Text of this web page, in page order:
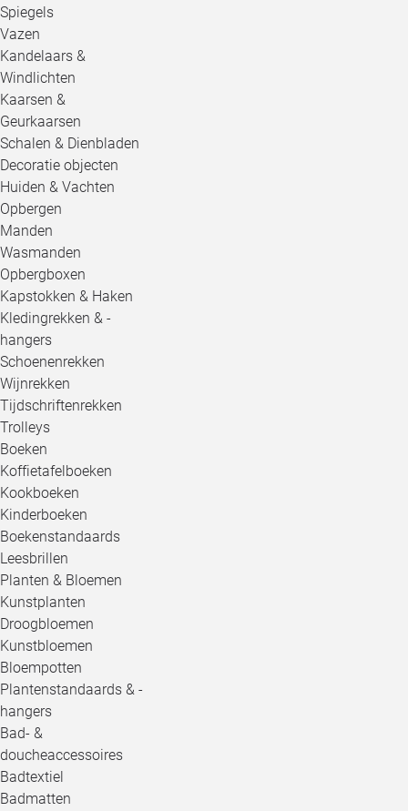
Spiegels
Vazen
Kandelaars &
Windlichten
Kaarsen &
Geurkaarsen
Schalen & Dienbladen
Decoratie objecten
Huiden & Vachten
Opbergen
Manden
Wasmanden
Opbergboxen
Kapstokken & Haken
Kledingrekken & -
hangers
Schoenenrekken
Wijnrekken
Tijdschriftenrekken
Trolleys
Boeken
Koffietafelboeken
Kookboeken
Kinderboeken
Boekenstandaards
Leesbrillen
Planten & Bloemen
Kunstplanten
Droogbloemen
Kunstbloemen
Bloempotten
Plantenstandaards & -
hangers
Bad- &
doucheaccessoires
Badtextiel
Badmatten